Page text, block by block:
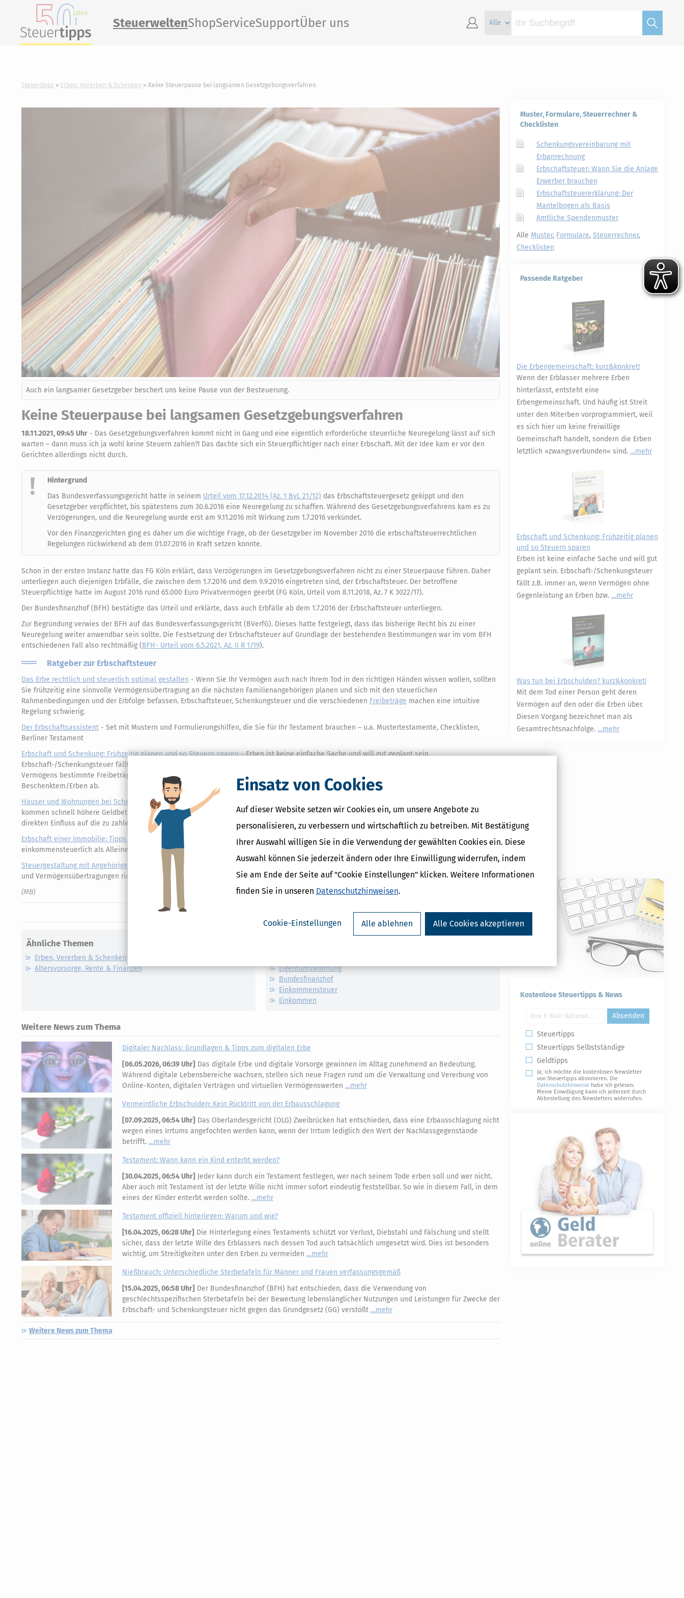
Einsatz von Cookies
Auf dieser Website setzen wir Cookies ein, um unsere Angebote zu
personalisieren, zu verbessern und wirtschaftlich zu betreiben. Mit Bestätigung
Ihrer Auswahl willigen Sie in die Verwendung der gewählten Cookies ein. Diese
Auswahl können Sie jederzeit ändern oder Ihre Einwilligung widerrufen, indem
Sie am Ende der Seite auf "Cookie Einstellungen" klicken. Weitere Informationen
finden Sie in unseren Datenschutzhinweisen.
Cookie-Einstellungen Alle ablehnen Alle Cookies akzeptieren
SteuerweltenShopServiceSupportÜber uns
Steuertipps Erben, Vererben & Schenken Keine Steuerpause bei langsamen Gesetzgebungsverfahren
Auch ein langsamer Gesetzgeber beschert uns keine Pause von der Besteuerung.
Keine Steuerpause bei langsamen Gesetzgebungsverfahren
18.11.2021, 09:45 Uhr - Das Gesetzgebungsverfahren kommt nicht in Gang und eine eigentlich erforderliche steuerliche Neuregelung lässt auf sich
warten – dann muss ich ja wohl keine Steuern zahlen?! Das dachte sich ein Steuerpflichtiger nach einer Erbschaft. Mit der Idee kam er vor den
Gerichten allerdings nicht durch.
Hintergrund
Das Bundesverfassungsgericht hatte in seinem Urteil vom 17.12.2014 (Az. 1 BvL 21/12) das Erbschaftsteuergesetz gekippt und den
Gesetzgeber verpflichtet, bis spätestens zum 30.6.2016 eine Neuregelung zu schaffen. Während des Gesetzgebungsverfahrens kam es zu
Verzögerungen, und die Neuregelung wurde erst am 9.11.2016 mit Wirkung zum 1.7.2016 verkündet.
Vor den Finanzgerichten ging es daher um die wichtige Frage, ob der Gesetzgeber im November 2016 die erbschaftsteuerrechtlichen
Regelungen rückwirkend ab dem 01.07.2016 in Kraft setzen konnte.
Schon in der ersten Instanz hatte das FG Köln erklärt, dass Verzögerungen im Gesetzgebungsverfahren nicht zu einer Steuerpause führen. Daher
unterliegen auch diejenigen Erbfälle, die zwischen dem 1.7.2016 und dem 9.9.2016 eingetreten sind, der Erbschaftsteuer. Der betroffene
Steuerpflichtige hatte im August 2016 rund 65.000 Euro Privatvermögen geerbt (FG Köln, Urteil vom 8.11.2018, Az. 7 K 3022/17).
Der Bundesfinanzhof (BFH) bestätigte das Urteil und erklärte, dass auch Erbfälle ab dem 1.7.2016 der Erbschaftsteuer unterliegen.
Zur Begründung verwies der BFH auf das Bundesverfassungsgericht (BVerfG). Dieses hatte festgelegt, dass das bisherige Recht bis zu einer
Neuregelung weiter anwendbar sein sollte. Die Festsetzung der Erbschaftsteuer auf Grundlage der bestehenden Bestimmungen war im vom BFH
entschiedenen Fall also rechtmäßig (BFH- Urteil vom 6.5.2021, Az. II R 1/19).
Ratgeber zur Erbschaftsteuer
Das Erbe rechtlich und steuerlich optimal gestalten - Wenn Sie Ihr Vermögen auch nach Ihrem Tod in den richtigen Händen wissen wollen, sollten
Sie frühzeitig eine sinnvolle Vermögensübertragung an die nächsten Familienangehörigen planen und sich mit den steuerlichen
Rahmenbedingungen und der Erbfolge befassen. Erbschaftsteuer, Schenkungsteuer und die verschiedenen Freibeträge machen eine intuitive
Regelung schwierig.
Der Erbschaftsassistent - Set mit Mustern und Formulierungshilfen, die Sie für Ihr Testament brauchen – u.a. Mustertestamente, Checklisten,
Berliner Testament
Erbschaft und Schenkung: Frühzeitig planen und so Steuern sparen- Erben ist keine einfache Sache und will gut geplant sein.
Erbschaft-/Schenkungsteuer fällt z.B. immer an, wenn Vermögen ohne Gegenleistung an Erben bzw. Beschenkte übertragen wird und der Wert des
Vermögens bestimmte Freibeträge übersteigt. Diese Beträge hängen vom Verwandtschaftsverhältnis zwischen Schenker/Erblasser und
Beschenktem/Erben ab.
Häuser und Wohnungen bei Schenkung und Erbschaft – Einkommensteuerliche Folgen
kommen schnell höhere Geldbeträge zusammen. Viele vergessen dabei dann aber, dass Eigentum und Besitz von (vermieteten) Immobilien
direkten Einfluss auf die zu zahlende Einkommenssteuer der Erben und Beschenkten haben.
Erbschaft einer Immobilie: Tipps zu Vermietung, Verkauf und Eigennutzung– Hier erfahren Sie alles Wichtige, was Sie rechtlich und
einkommensteuerlich als Alleinerbe oder Miterbe (Erbengemeinschaft) von Häusern oder Wohnungen wissen müssen.
Steuergestaltung mit Angehörigen: So spielt das Finanzamt mit
- Wenn Sie steuerliche Vor- und Nachteile unter Angehörigen clever kombinieren
und Vermögensübertragungen richtig gestalten, können alle Beteiligten viel Geld sparen.
(MB)
Druckversion
Ähnliche Themen
Erben, Vererben & Schenken
Altersvorsorge, Rente & Finanzen
Eigentumswohnung
Bundesfinanzhof
Einkommensteuer
Einkommen
Weitere News zum Thema
Digitaler Nachlass: Grundlagen & Tipps zum digitalen Erbe
[06.05.2026, 06:39 Uhr] Das digitale Erbe und digitale Vorsorge gewinnen im Alltag zunehmend an Bedeutung.
Während digitale Lebensbereiche wachsen, stellen sich neue Fragen rund um die Verwaltung und Vererbung von
Online-Konten, digitalen Verträgen und virtuellen Vermögenswerten
mehr
Vermeintliche Erbschulden: Kein Rücktritt von der Erbausschlagung
[07.09.2025, 06:54 Uhr] Das Oberlandesgericht (OLG) Zweibrücken hat entschieden, dass eine Erbausschlagung nicht
wegen eines Irrtums angefochten werden kann, wenn der Irrtum lediglich den Wert der Nachlassgegenstände
betrifft.
mehr
Testament: Wann kann ein Kind enterbt werden?
[30.04.2025, 06:54 Uhr] Jeder kann durch ein Testament festlegen, wer nach seinem Tode erben soll und wer nicht.
Aber auch mit Testament ist der letzte Wille nicht immer sofort eindeutig feststellbar. So wie in diesem Fall, in dem
eines der Kinder enterbt werden sollte.
mehr
Testament offiziell hinterlegen: Warum und wie?
[16.04.2025, 06:28 Uhr] Die Hinterlegung eines Testaments schützt vor Verlust, Diebstahl und Fälschung und stellt
sicher, dass der letzte Wille des Erblassers nach dessen Tod auch tatsächlich umgesetzt wird. Dies ist besonders
wichtig, um Streitigkeiten unter den Erben zu vermeiden
mehr
Nießbrauch: Unterschiedliche Sterbetafeln für Männer und Frauen verfassungsgemäß
[15.04.2025, 06:58 Uhr] Der Bundesfinanzhof (BFH) hat entschieden, dass die Verwendung von
geschlechtsspezifischen Sterbetafeln bei der Bewertung lebenslänglicher Nutzungen und Leistungen für Zwecke der
Erbschaft- und Schenkungsteuer nicht gegen das Grundgesetz (GG) verstößt
mehr
Weitere News zum Thema
Muster, Formulare, Steuerrechner &
Checklisten
Schenkungsvereinbarung mit
Erbanrechnung
Erbschaftsteuer: Wann Sie die Anlage
Erwerber brauchen
Erbschaftsteuererklärung: Der
Mantelbogen als Basis
Amtliche Spendenmuster
Alle Muster, Formulare, Steuerrechner,
Checklisten
Passende Ratgeber
Die Erbengemeinschaft: kurz&konkret!
Wenn der Erblasser mehrere Erben
hinterlässt, entsteht eine
Erbengemeinschaft. Und häufig ist Streit
unter den Miterben vorprogrammiert, weil
es sich hier um keine freiwillige
Gemeinschaft handelt, sondern die Erben
letztlich »zwangsverbunden« sind.
mehr
Erbschaft und Schenkung: Frühzeitig planen
und so Steuern sparen
Erben ist keine einfache Sache und will gut
geplant sein. Erbschaft-/Schenkungsteuer
fällt z.B. immer an, wenn Vermögen ohne
Gegenleistung an Erben bzw.
mehr
Was tun bei Erbschulden? kurz&konkret!
Mit dem Tod einer Person geht deren
Vermögen auf den oder die Erben über.
Diesen Vorgang bezeichnet man als
Gesamtrechtsnachfolge.
mehr
Kostenlose Steuertipps & News
Absenden
Steuertipps
Steuertipps Selbstständige
Geldtipps
Ja, ich möchte die kostenlosen Newsletter
von Steuertipps abonnieren. Die
Datenschutzhinweise habe ich gelesen.
Meine Einwilligung kann ich jederzeit durch
Abbestellung des Newsletters widerrufen.